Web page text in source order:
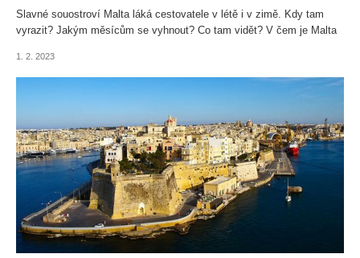
Slavné souostroví Malta láká cestovatele v létě i v zimě. Kdy tam
vyrazit? Jakým měsícům se vyhnout? Co tam vidět? V čem je Malta
1. 2. 2023